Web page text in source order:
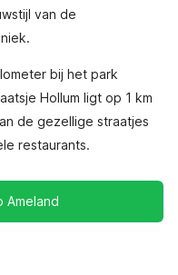
van de
bij het park
Hollum ligt op 1 km
de gezellige straatjes
restaurants.
Ameland